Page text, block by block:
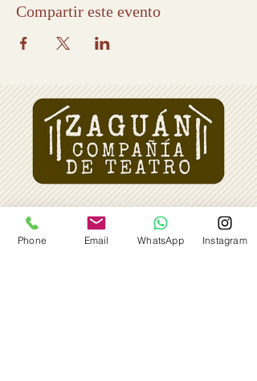
Compartir este evento
Política de Privacidad
Aviso Legal
Política de Cookies
Phone Email WhatsApp Instagram